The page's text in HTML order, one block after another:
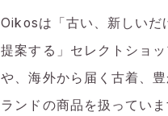
Oikosは「古い、新しいだ
提案する」セレクトショ
や、海外から届く古着、
ランドの商品を扱ってい